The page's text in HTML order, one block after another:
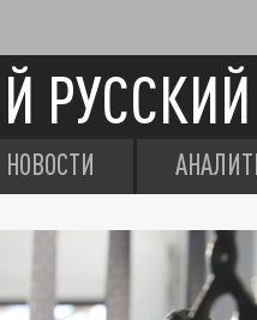
РУССКИЙ
НОВОСТИ